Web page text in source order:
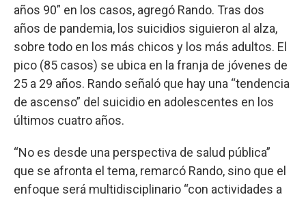
años 90” en los casos, agregó Rando. Tras dos
años de pandemia, los suicidios siguieron al alza,
sobre todo en los más chicos y los más adultos. El
pico (85 casos) se ubica en la franja de jóvenes de
25 a 29 años. Rando señaló que hay una “tendencia
de ascenso” del suicidio en adolescentes en los
últimos cuatro años.
“No es desde una perspectiva de salud pública”
que se afronta el tema, remarcó Rando, sino que el
enfoque será multidisciplinario “con actividades a